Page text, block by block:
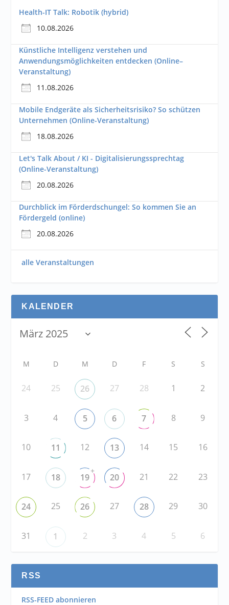
Health-IT Talk: Robotik (hybrid)
10.08.2026
Künstliche Intelligenz verstehen und
Anwendungsmöglichkeiten entdecken (Online–
Veranstaltung)
11.08.2026
Mobile Endgeräte als Sicherheitsrisiko? So schützen
Unternehmen (Online-Veranstaltung)
18.08.2026
Let's Talk About / KI - Digitalisierungssprechtag
(Online-Veranstaltung)
20.08.2026
Durchblick im Förderdschungel: So kommen Sie an
Fördergeld (online)
20.08.2026
alle Veranstaltungen
KALENDER
M D M D F S S
24 25 26 27 28 1 2
3 4 5 6 7 8 9
10 11 12 13 14 15 16
17 18 19
+
20 21 22 23
24 25 26 27 28 29 30
31 1 2 3 4 5 6
RSS
RSS-FEED abonnieren